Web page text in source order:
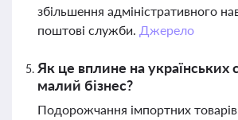
збільшення адміністративного
поштові служби. Джерело
Як це вплине на українських
малий бізнес?
Подорожчання імпортних